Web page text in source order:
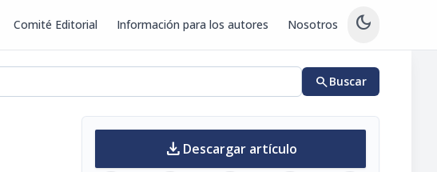
Comité Editorial Información para los autores Nosotros dark_mode
searchBuscar
download Descargar artículo